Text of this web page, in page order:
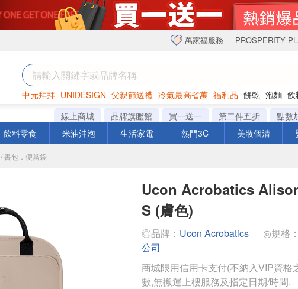
萬家福服務 PROSPERITY
中元拜拜 UNIDESIGN 父親節送禮 冷氣最高省萬 福利品 餅乾 泡麵 飲
巧克力 罐頭 衛生紙
線上商城 品牌旗艦館 買一送一 第二件五折 點數
飲料零食 米油沖泡 生活家電 熱門3C 美妝個清
/ 書包．便當袋
Ucon Acrobatics
S (膚色)
◎品牌： Ucon Acrobatics ◎規格
公司
商城限用信用卡支付(不納入VIP資格
數,無搬運上樓服務及指定日期/時間.